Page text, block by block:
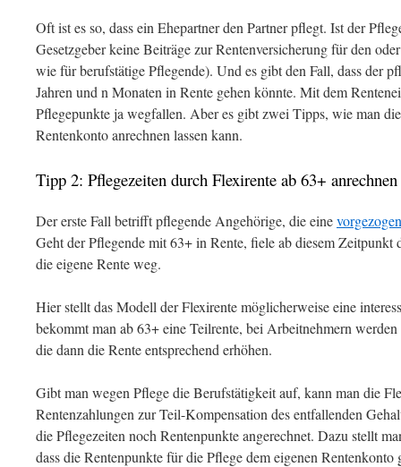
Oft ist es so, dass ein Ehepartner den Partner pflegt. Ist der
Gesetzgeber keine Beiträge zur Rentenversicherung für den
wie für berufstätige Pflegende). Und es gibt den Fall, dass der
Jahren und n Monaten in Rente gehen könnte. Mit dem
Pflegepunkte ja wegfallen. Aber es gibt zwei Tipps, wie man
Rentenkonto anrechnen lassen kann.
Tipp 2: Pflegezeiten durch Flexirente ab 63+ anrechnen
Der erste Fall betrifft pflegende Angehörige, die eine
Geht der Pflegende mit 63+ in Rente, fiele ab diesem
die eigene Rente weg.
Hier stellt das Modell der Flexirente möglicherweise eine
bekommt man ab 63+ eine Teilrente, bei Arbeitnehmern
die dann die Rente entsprechend erhöhen.
Gibt man wegen Pflege die Berufstätigkeit auf, kann man die
Rentenzahlungen zur Teil-Kompensation des entfallenden
die Pflegezeiten noch Rentenpunkte angerechnet. Dazu stellt
dass die Rentenpunkte für die Pflege dem eigenen